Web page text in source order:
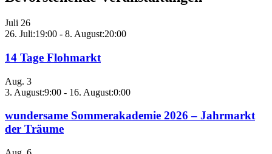
Juli 26
26. Juli:19:00 - 8. August:20:00
14 Tage Flohmarkt
Aug. 3
3. August:9:00 - 16. August:0:00
wundersame Sommerakademie 2026 – Jahrmarkt
der Träume